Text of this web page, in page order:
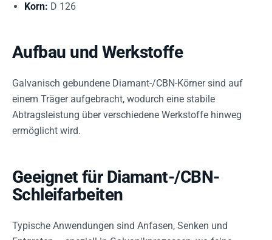
Korn: D 126
Aufbau und Werkstoffe
Galvanisch gebundene Diamant-/CBN-Körner sind auf
einem Träger aufgebracht, wodurch eine stabile
Abtragsleistung über verschiedene Werkstoffe hinweg
ermöglicht wird.
Geeignet für Diamant-/CBN-
Schleifarbeiten
Typische Anwendungen sind Anfasen, Senken und